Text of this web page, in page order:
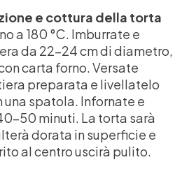
e cottura della torta
a 180 °C. Imburrate e
da 22-24 cm di diametro,
carta forno. Versate
preparata e livellatelo
spatola. Infornate e
50 minuti. La torta sarà
dorata in superficie e
al centro uscirà pulito.